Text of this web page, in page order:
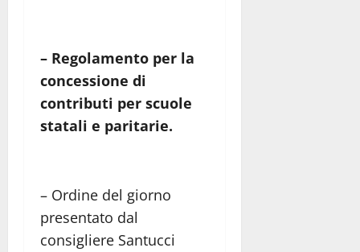
– Regolamento per la
concessione di
contributi per scuole
statali e paritarie.
– Ordine del giorno
presentato dal
consigliere Santucci